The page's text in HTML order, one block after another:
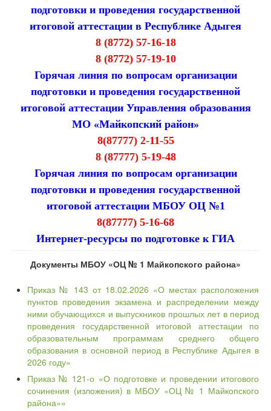
подготовки и проведения государственной
итоговой аттестации в Республике Адыгея
8 (8772) 57-16-18
8 (8772) 57-19-10
Горячая линия по вопросам организации
подготовки и проведения государственной
итоговой аттестации Управления образования
МО «Майкопский район»
8(87777) 2-11-55
8 (87777) 5-19-48
Горячая линия по вопросам организации
подготовки и проведения государственной
итоговой аттестации МБОУ ОЦ №1
8(87777) 5-16-68
Интернет-ресурсы по подготовке к ГИА
Документы МБОУ «ОЦ № 1 Майкопского района»
Приказ № 143 от 18.02.2026 «О местах расположения
пунктов проведения экзамена и распределении между
ними обучающихся и выпускников прошлых лет в период
проведения государственной итоговой аттестации по
образовательным программам среднего общего
образования в основной период в Республике Адыгея в
2026 году»
Приказ № 121-о «О подготовке и проведении итогового
сочинения (изложения) в МБОУ «ОЦ № 1 Майкопского
района»»